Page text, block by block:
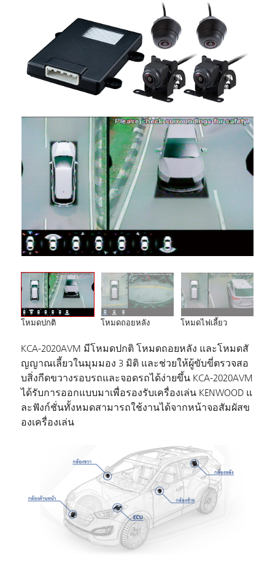
โหมดปกติ โหมดถอยหลัง โหมดไฟเลี้ยว
KCA-2020AVM มีโหมดปกติ โหมดถอยหลัง และโหมดสั
ญญาณเลี้ยวในมุมมอง 3 มิติ และช่วยให้ผู้ขับขี่ตรวจสอ
บสิ่งกีดขวางรอบรถและจอดรถได้ง่ายขึ้น KCA-2020AVM
ได้รับการออกแบบมาเพื่อรองรับเครื่องเล่น KENWOOD แ
ละฟังก์ชั่นทั้งหมดสามารถใช้งานได้จากหน้าจอสัมผัสข
องเครื่องเล่น